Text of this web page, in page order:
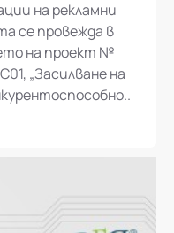
на рекламни
се провежда в
на проект №
„Засилване на